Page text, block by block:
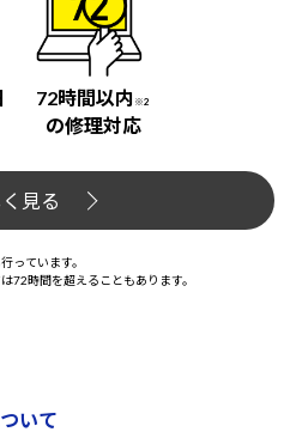
72時間以内 ※2
の修理対応
見る
っています。
72時間を超えることもあります。
いて